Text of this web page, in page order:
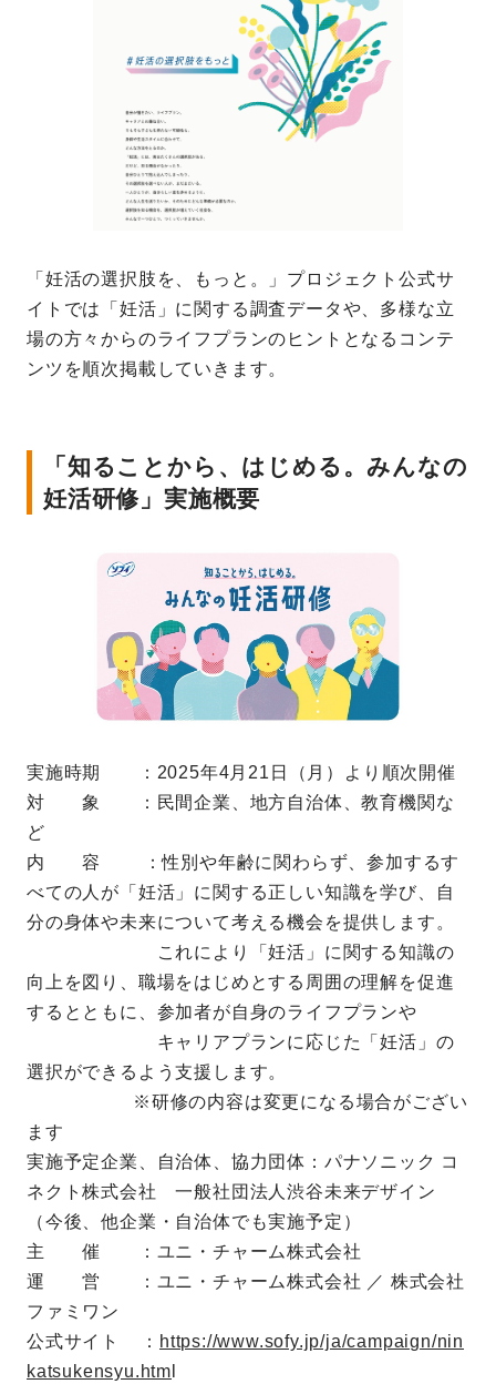
「妊活の選択肢を、もっと。」プロジェクト公式サ
イトでは「妊活」に関する調査データや、多様な立
場の方々からのライフプランのヒントとなるコンテ
ンツを順次掲載していきます。
「知ることから、はじめる。みんなの
妊活研修」実施概要
実施時期 ：2025年4月21日（月）より順次開催
対 象 ：民間企業、地方自治体、教育機関な
ど
内 容
：性別や年齢に関わらず、参加するす
べての人が「妊活」に関する正しい知識を学び、
自
分の身体や未来について考える機会を提供します。
これにより「妊活」に関する知識の
向上を図り、職場をはじめとする周囲の理解を促進
するとともに、参加者が自身のライフプランや
キャリアプランに応じた「妊活」の
選択ができるよう支援します。
※研修の内容は変更になる場合がござい
ます
実施予定企業、自治体、協力団体：パナソニック コ
ネクト株式会社 一般社団法人渋谷未来デザイン
（今後、他企業・自治体でも実施予定）
主 催 ：ユニ・チャーム株式会社
運 営 ：ユニ・チャーム株式会社 ／ 株式会社
ファミワン
公式サイト ： https://www.sofy.jp/ja/campaign/nin
katsukensyu.htm